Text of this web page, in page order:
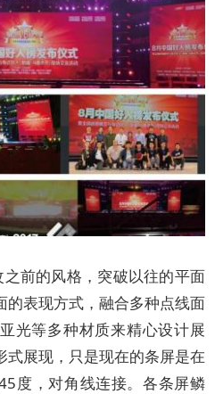
前的风格，突破以往的平面
的表现方式，融合多种点线面
光等多种材质来精心设计展
式展现，只是现在的条屏是在
度，对角线连接。各条屏鳞